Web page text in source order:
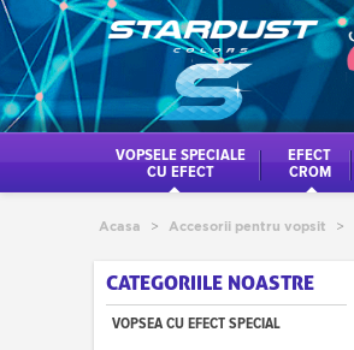
VOPSELE SPECIALE
CU EFECT
EFECT
CROM
Acasa > Accesorii pentru vopsit >
CATEGORIILE NOASTRE
VOPSEA CU EFECT SPECIAL